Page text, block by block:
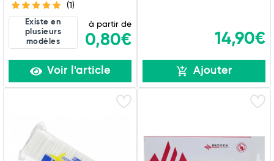
(1)
Existe en
plusieurs
modèles
à partir de
0,80€
Voir l'article
14,90€
Ajouter